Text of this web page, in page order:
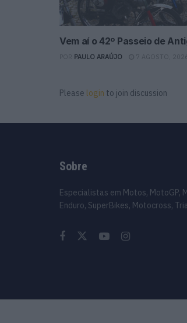
Vem aí o 42º Passeio de
PAULO ARAÚJO 7 AGOSTO, 2026
Please login to join discussion
Sobre
Especialistas em Motos, MotoGP,
Enduro, SuperBikes, Motocross,